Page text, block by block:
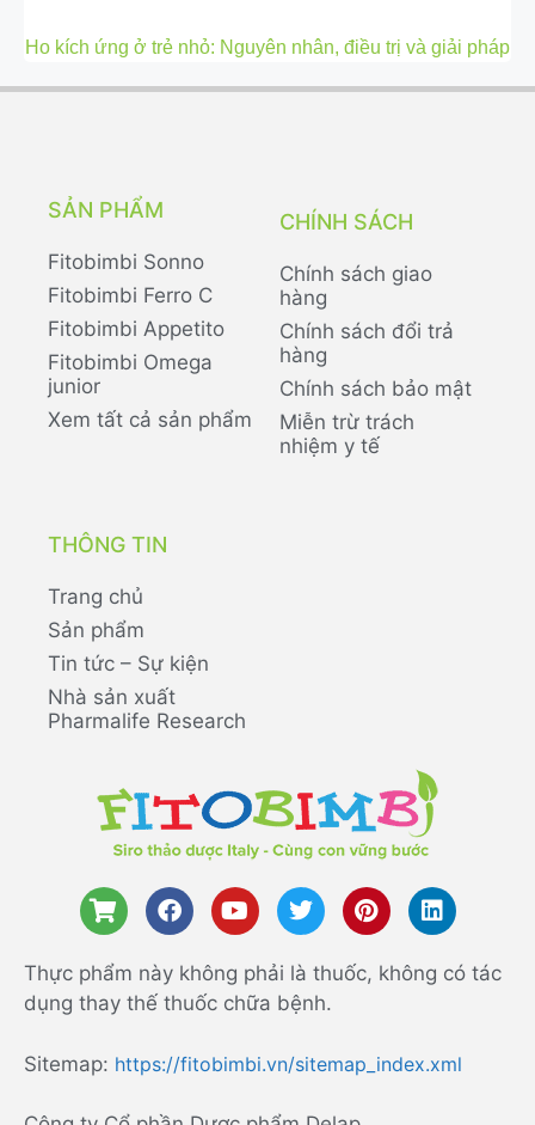
Ho kích ứng ở trẻ nhỏ: Nguyên nhân, điều trị và giải pháp
SẢN PHẨM
Fitobimbi Sonno
Fitobimbi Ferro C
Fitobimbi Appetito
Fitobimbi Omega
junior
Xem tất cả sản phẩm
CHÍNH SÁCH
Chính sách giao
hàng
Chính sách đổi trả
hàng
Chính sách bảo mật
Miễn trừ trách
nhiệm y tế
THÔNG TIN
Trang chủ
Sản phẩm
Tin tức – Sự kiện
Nhà sản xuất
Pharmalife Research
Thực phẩm này không phải là thuốc, không có tác
dụng thay thế thuốc chữa bệnh.
Sitemap: https://fitobimbi.vn/sitemap_index.xml